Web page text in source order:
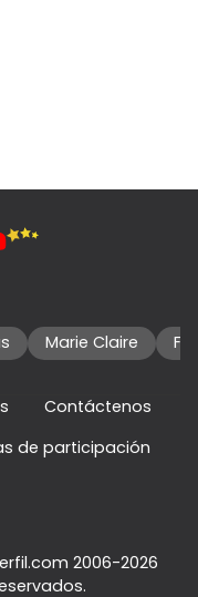
Marie Claire
Contáctenos
de participación
2006-2026